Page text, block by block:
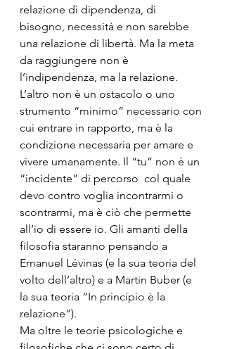
relazione di dipendenza, di
bisogno, necessità e non sarebbe
una relazione di libertà. Ma la meta
da raggiungere non è
l’indipendenza, ma la relazione.
L’altro non è un ostacolo o uno
strumento “minimo” necessario con
cui entrare in rapporto, ma è la
condizione necessaria per amare e
vivere umanamente. Il “tu” non è un
“incidente” di percorso  col quale
devo contro voglia incontrarmi o
scontrarmi, ma è ciò che permette
all’io di essere io. Gli amanti della
filosofia staranno pensando a
Emanuel Lévinas (e la sua teoria del
volto dell’altro) e a Martin Buber (e
la sua teoria “In principio è la
relazione”).
Ma oltre le teorie psicologiche e